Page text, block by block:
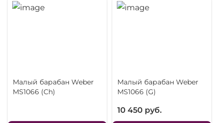
Малый барабан Weber
MS1066 (Ch)
Малый барабан Weber
MS1066 (G)
10 450 руб.